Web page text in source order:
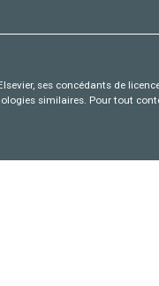
ses concédants de
similaires. Pour tout